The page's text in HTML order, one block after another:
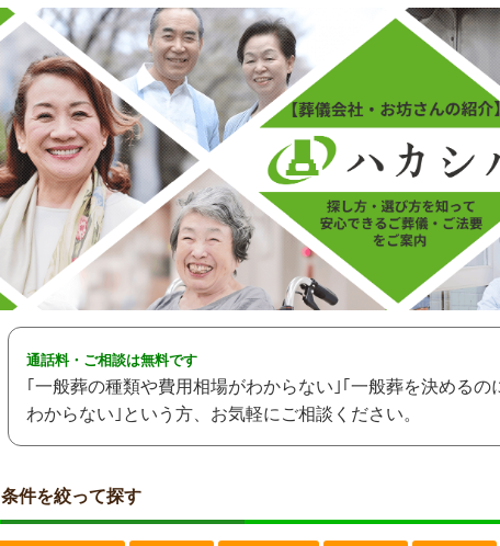
通話料・ご相談は無料です
｢一般葬の種類や費用相場がわからない｣｢一般葬を決めるの
わからない｣という方、お気軽にご相談ください。
条件を絞って探す